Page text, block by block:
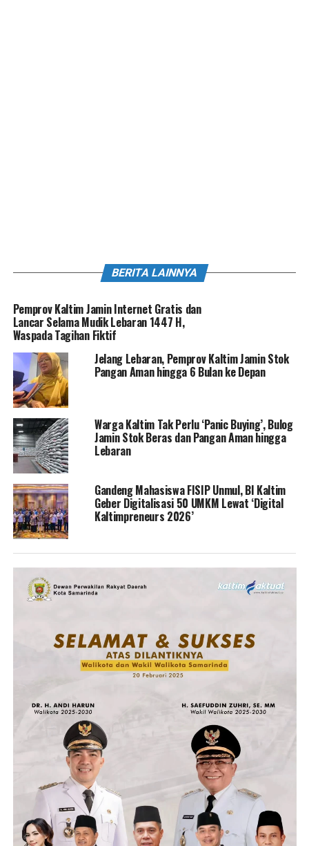
BERITA LAINNYA
Pemprov Kaltim Jamin Internet Gratis dan
Lancar Selama Mudik Lebaran 1447 H,
Waspada Tagihan Fiktif
Jelang Lebaran, Pemprov Kaltim Jamin Stok
Pangan Aman hingga 6 Bulan ke Depan
Warga Kaltim Tak Perlu ‘Panic Buying’, Bulog
Jamin Stok Beras dan Pangan Aman hingga
Lebaran
Gandeng Mahasiswa FISIP Unmul, BI Kaltim
Geber Digitalisasi 50 UMKM Lewat ‘Digital
Kaltimpreneurs 2026’